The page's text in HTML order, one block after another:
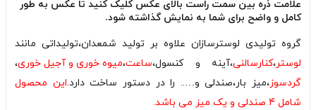
علامت ذره بین سمت راست بالای عکس کلیک کنید تا عکس به طور
کامل و واضح برای شما به نمایش گذاشته شود.
گروه تولیدی لوسترسازان علاوه بر تولید شمعدان،تولیداتی مانند
لوستر،کنارسالنی،آینه و کنسول،ساعت،میوه خوری و آجیل خوری،
گردسوز،میز بار،صندلی و….. را در دستور ساخت دارد.این محصول
شامل 4 صندلی و یک میز می باشد.